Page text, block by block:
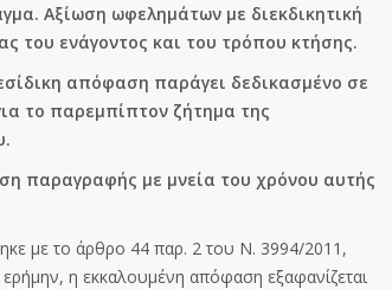
Αξίωση ωφελημάτων με διεκδικητική
του ενάγοντος και του τρόπου κτήσης.
απόφαση παράγει δεδικασμένο σε
το παρεμπίπτον ζήτημα της
παραγραφής με μνεία του χρόνου αυτής
με το άρθρο 44 παρ. 2 του Ν. 3994/2011,
η εκκαλουμένη απόφαση εξαφανίζεται